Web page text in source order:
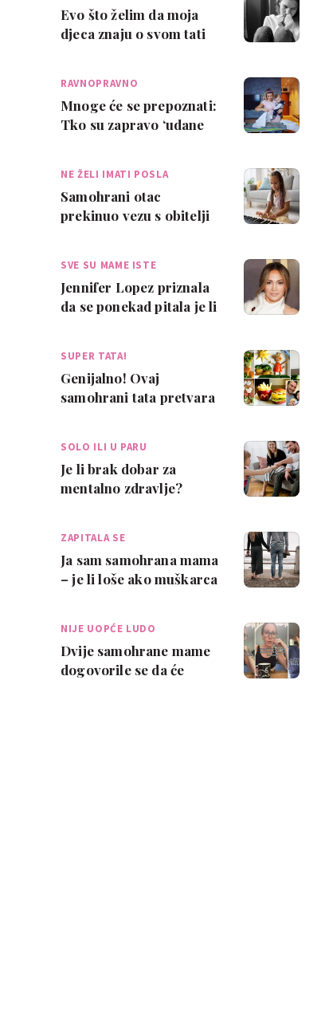
Evo što želim da moja
djeca znaju o svom tati
RAVNOPRAVNO
Mnoge će se prepoznati:
Tko su zapravo ‘udane
NE ŽELI IMATI POSLA
Samohrani otac
prekinuo vezu s obitelji
SVE SU MAME ISTE
Jennifer Lopez priznala
da se ponekad pitala je li
SUPER TATA!
Genijalno! Ovaj
samohrani tata pretvara
SOLO ILI U PARU
Je li brak dobar za
mentalno zdravlje?
ZAPITALA SE
Ja sam samohrana mama
– je li loše ako muškarca
NIJE UOPĆE LUDO
Dvije samohrane mame
dogovorile se da će